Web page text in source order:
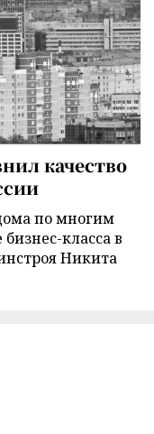
качество
по многим
класса в
Никита